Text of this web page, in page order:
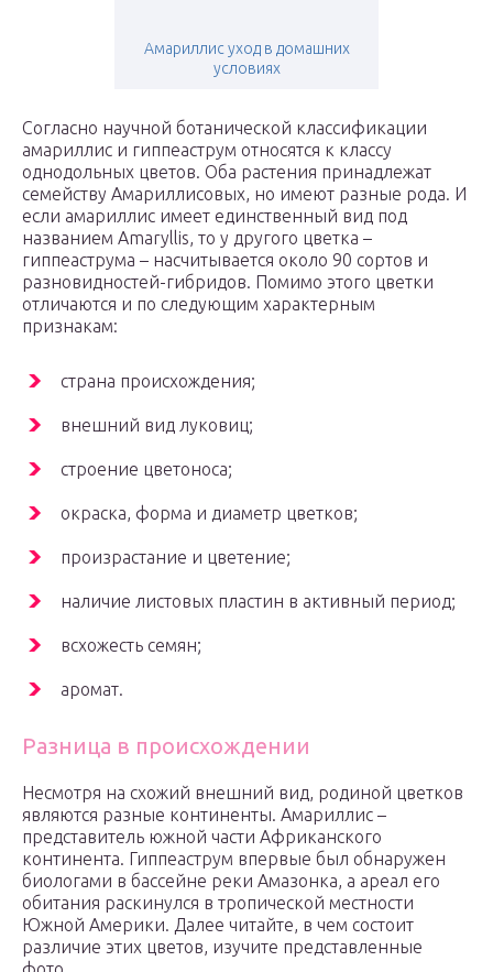
Амариллис уход в домашних
условиях
Согласно научной ботанической классификации
амариллис и гиппеаструм относятся к классу
однодольных цветов. Оба растения принадлежат
семейству Амариллисовых, но имеют разные рода. И
если амариллис имеет единственный вид под
названием Amaryllis, то у другого цветка –
гиппеаструма – насчитывается около 90 сортов и
разновидностей-гибридов. Помимо этого цветки
отличаются и по следующим характерным
признакам:
страна происхождения;
внешний вид луковиц;
строение цветоноса;
окраска, форма и диаметр цветков;
произрастание и цветение;
наличие листовых пластин в активный период;
всхожесть семян;
аромат.
Разница в происхождении
Несмотря на схожий внешний вид, родиной цветков
являются разные континенты. Амариллис –
представитель южной части Африканского
континента. Гиппеаструм впервые был обнаружен
биологами в бассейне реки Амазонка, а ареал его
обитания раскинулся в тропической местности
Южной Америки. Далее читайте, в чем состоит
различие этих цветов, изучите представленные